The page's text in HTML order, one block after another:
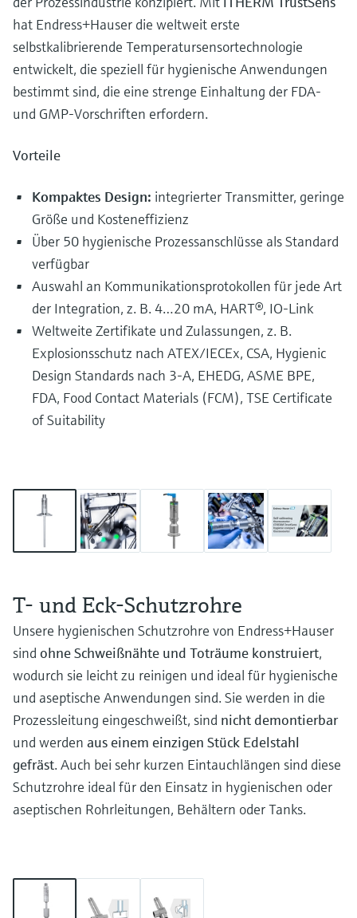
hat Endress+Hauser die weltweit erste
selbstkalibrierende Temperatursensortechnologie
entwickelt, die speziell für hygienische Anwendungen
bestimmt sind, die eine strenge Einhaltung der FDA-
und GMP-Vorschriften erfordern.
Vorteile
Kompaktes Design: integrierter Transmitter, geringe
Größe und Kosteneffizienz
Über 50 hygienische Prozessanschlüsse als Standard
verfügbar
Auswahl an Kommunikationsprotokollen für jede Art
der Integration, z. B. 4…20 mA, HART®, IO-Link
Weltweite Zertifikate und Zulassungen, z. B.
Explosionsschutz nach ATEX/IECEx, CSA, Hygienic
Design Standards nach 3-A, EHEDG, ASME BPE,
FDA, Food Contact Materials (FCM), TSE Certificate
of Suitability
T- und Eck-Schutzrohre
Unsere hygienischen Schutzrohre von Endress+Hauser
sind ohne Schweißnähte und Toträume konstruiert,
wodurch sie leicht zu reinigen und ideal für hygienische
und aseptische Anwendungen sind. Sie werden in die
Prozessleitung eingeschweißt, sind nicht demontierbar
und werden aus einem einzigen Stück Edelstahl
gefräst. Auch bei sehr kurzen Eintauchlängen sind diese
Schutzrohre ideal für den Einsatz in hygienischen oder
aseptischen Rohrleitungen, Behältern oder Tanks.